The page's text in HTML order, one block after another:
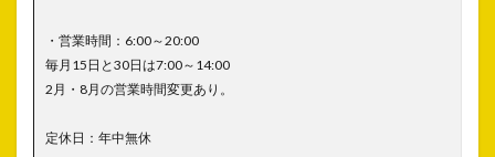
・営業時間：6:00～20:00
毎月15日と30日は7:00～14:00
2月・8月の営業時間変更あり。
定休日：年中無休